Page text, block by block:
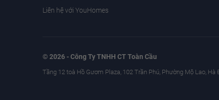
Liên hệ với YouHomes
© 2026 - Công Ty TNHH CT Toàn Cầu
Tầng 12 toà Hồ Gươm Plaza, 102 Trần Phú, Phường Mộ Lao, Hà